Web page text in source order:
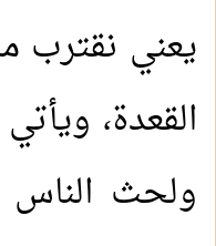
يعني نقترب
القعدة،
ولحث الناس